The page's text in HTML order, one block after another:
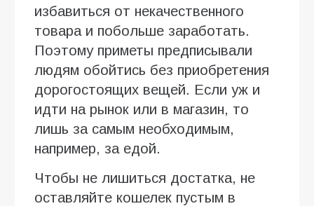
избавиться от некачественного
товара и побольше заработать.
Поэтому приметы предписывали
людям обойтись без приобретения
дорогостоящих вещей. Если уж и
идти на рынок или в магазин, то
лишь за самым необходимым,
например, за едой.
Чтобы не лишиться достатка, не
оставляйте кошелек пустым в